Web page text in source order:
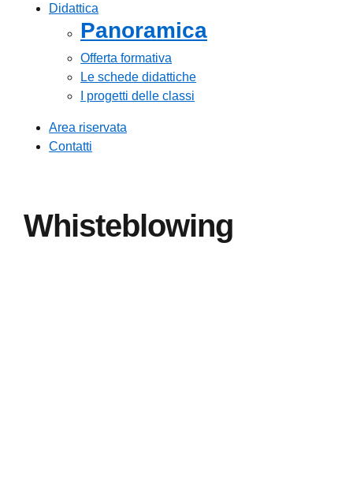
Didattica
Panoramica
Offerta formativa
Le schede didattiche
I progetti delle classi
Area riservata
Contatti
Whisteblowing